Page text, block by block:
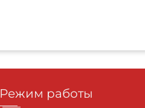
Режим работы